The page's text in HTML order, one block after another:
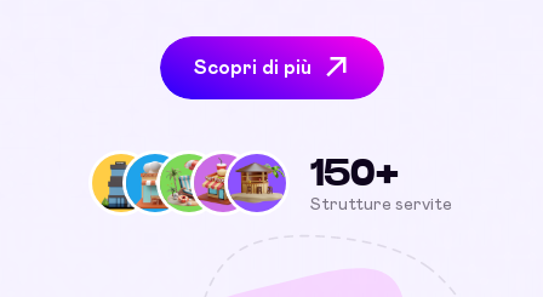
Scopri di più
150+
Strutture servite